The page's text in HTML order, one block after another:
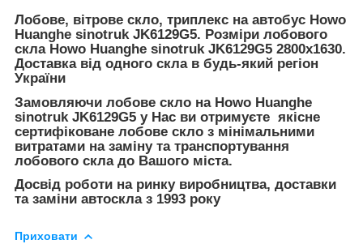
Лобове, вітрове скло, триплекс на автобус Howo
Huanghe sinotruk JK6129G5. Розміри лобового
скла Howo Huanghe sinotruk JK6129G5 2800x1630.
Доставка від одного скла в будь-який регіон
України
Замовляючи лобове скло на Howo Huanghe
sinotruk JK6129G5 у Нас ви отримуєте якісне
сертифіковане лобове скло з мінімальними
витратами на заміну та транспортування
лобового скла до Вашого міста.
Досвід роботи на ринку виробництва, доставки
та заміни автоскла з 1993 року
Приховати